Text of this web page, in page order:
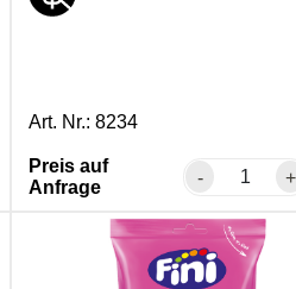
Art. Nr.: 8234
Preis auf
Anfrage
- +